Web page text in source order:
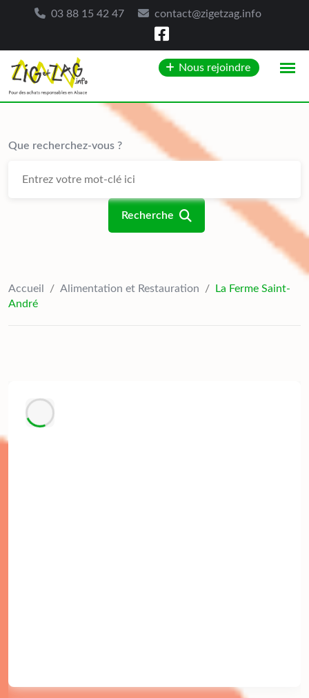
03 88 15 42 47 contact@zigetzag.info
content
Nous rejoindre
Que recherchez-vous ?
Recherche
Accueil / Alimentation et Restauration /
La Ferme Saint-
André